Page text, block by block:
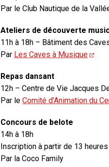
Par le Club Nautique de la
Ateliers de découverte
11h à 18h – Bâtiment des
Par Les Caves à Musique
Repas dansant
12h – Centre de Vie Jacques
Par le Comité d’Animation du
Concours de belote
14h à 18h
Inscription à partir de 13
Par la Coco Family